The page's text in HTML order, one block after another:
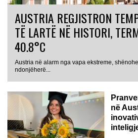
AUSTRIA REGJISTRON
TË LARTË NË HISTORI,
40.8°C
Austria në alarm nga vapa ekstreme,
ndonjëherë...
AUSTRI
në